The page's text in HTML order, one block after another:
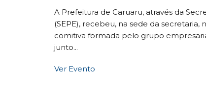
A Prefeitura de Caruaru, através da
(SEPE), recebeu, na sede da secretaria,
comitiva formada pelo grupo
junto...
Ver Evento